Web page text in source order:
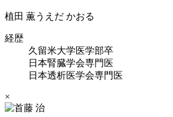
植田 薫うえだ かおる
経歴
久留米大学医学部卒
日本腎臓学会専門医
日本透析医学会専門医
×